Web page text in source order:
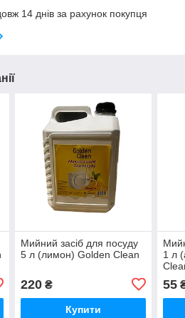
14 днів за рахунок покупця
Мийний засіб для посуду
5 л (лимон) Golden Clean
220₴
Купити
1 л
55